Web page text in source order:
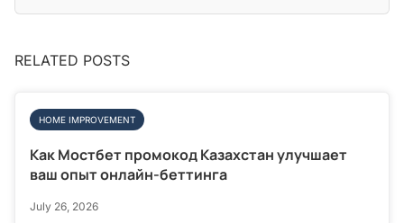
RELATED POSTS
HOME IMPROVEMENT
Как Мостбет промокод Казахстан улучшает
ваш опыт онлайн-беттинга
July 26, 2026